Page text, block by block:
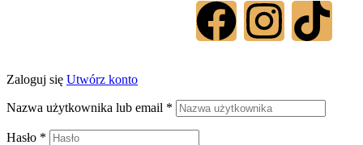
Zaloguj się Utwórz konto
Nazwa użytkownika lub email *
Hasło *